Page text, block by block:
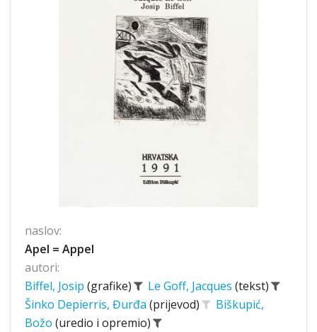
naslov:
Apel = Appel
autori:
Biffel, Josip (grafike) Le Goff, Jacques (tekst)
Šinko Depierris, Đurđa (prijevod)
Biškupić,
Božo (uredio i opremio)